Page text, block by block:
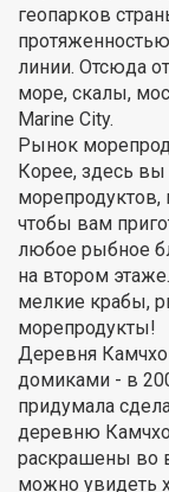
геопарков
линии. Отсюда
море, скалы,
Marine City.
Рынок
Корее, здесь
морепродуктов,
чтобы вам
любое рыбное
на втором
мелкие крабы,
морепродукты!
Деревня
домиками - в
придумала
деревню
раскрашены во
можно увидеть